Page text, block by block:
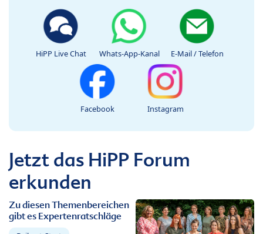
HiPP Live Chat Whats-App-Kanal E-Mail / Telefon
Facebook Instagram
Jetzt das HiPP Forum
erkunden
Zu diesen Themenbereichen
gibt es Expertenratschläge